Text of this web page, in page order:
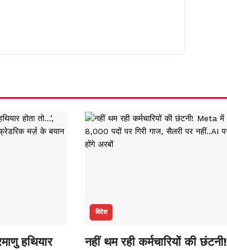
हथियार
विदेश
नहीं थम रही कर्मचारियों की छंटनी!